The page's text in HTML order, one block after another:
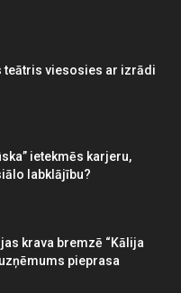
teātris viesosies ar izrādi
ietekmēs karjeru,
labklājību?
krava bremzē “Kālija
pieprasa